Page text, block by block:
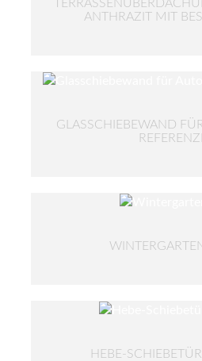
ANTHRAZIT MIT
GLASSCHIEBEWAND
HEBE-